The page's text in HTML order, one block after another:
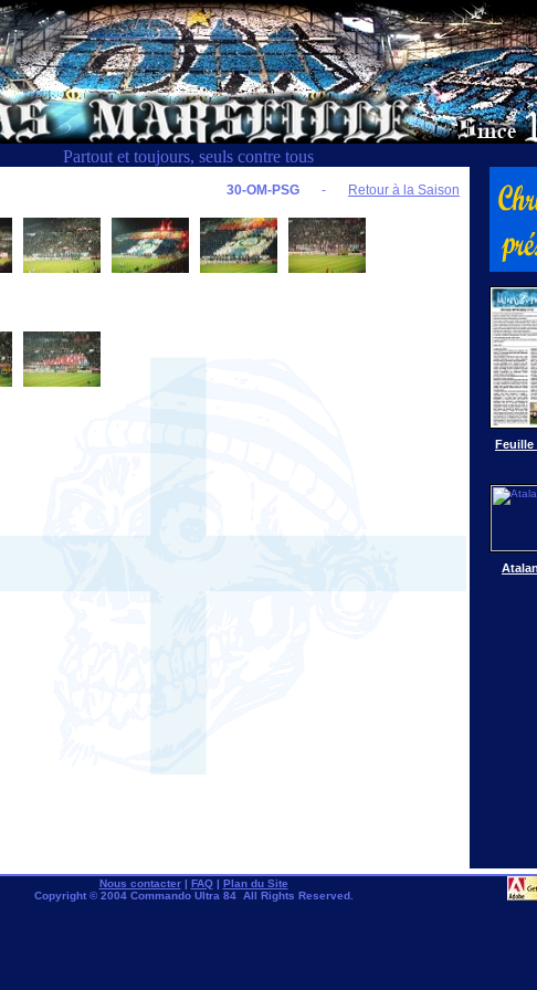
Partout et toujours, seuls contre tous
30-OM-PSG - Retour à la Saison
Feuille
Nous contacter| FAQ| Plan du Site
Copyright © 2004 Commando Ultra 84 All Rights Reserved.